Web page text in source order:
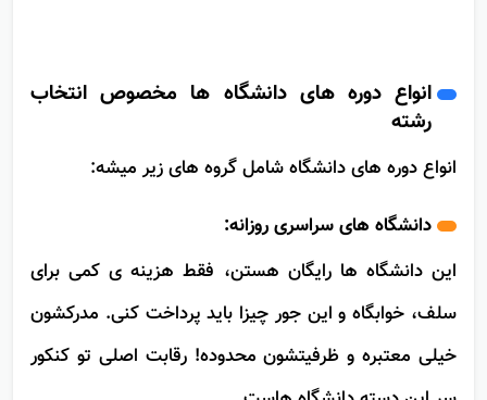
انواع دوره های دانشگاه ها مخصوص انتخاب
رشته
انواع دوره های دانشگاه شامل گروه های زیر میشه:
دانشگاه های سراسری روزانه:
این دانشگاه ها رایگان هستن، فقط هزینه ی کمی برای
سلف، خوابگاه و این جور چیزا باید پرداخت کنی. مدرکشون